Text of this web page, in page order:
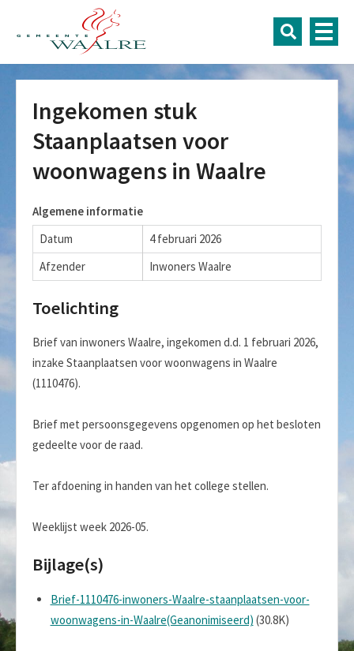
Ingekomen stuk
Staanplaatsen voor
woonwagens in Waalre
Algemene informatie
Datum
4 februari 2026
Afzender
Inwoners Waalre
Toelichting
Brief van inwoners Waalre, ingekomen d.d. 1 februari 2026,
inzake Staanplaatsen voor woonwagens in Waalre
(1110476).
Brief met persoonsgegevens opgenomen op het besloten
gedeelte voor de raad.
Ter afdoening in handen van het college stellen.
Weeklijst week 2026-05.
Bijlage(s)
Brief-1110476-inwoners-Waalre-staanplaatsen-voor-
woonwagens-in-Waalre(Geanonimiseerd) (30.8K)